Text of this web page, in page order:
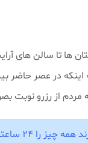
ها تا سالن های
در عصر حاضر
از رزرو نوبت
خود داشته باشند.